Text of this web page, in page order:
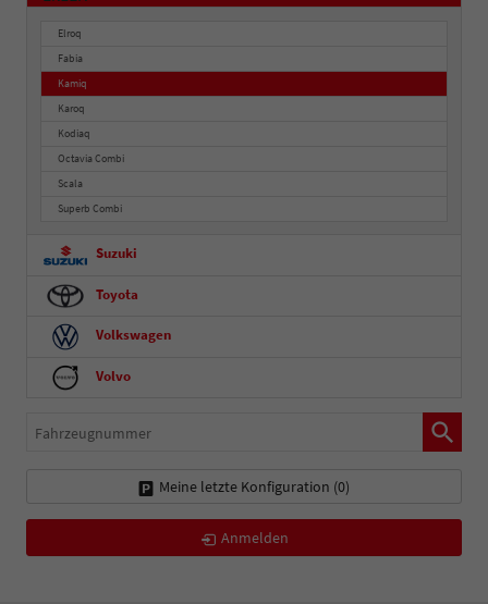
Elroq
Fabia
Kamiq
Karoq
Kodiaq
Octavia Combi
Scala
Superb Combi
Suzuki
Toyota
Volkswagen
Volvo
Fahrzeugnummer
Meine letzte Konfiguration (0)
Anmelden